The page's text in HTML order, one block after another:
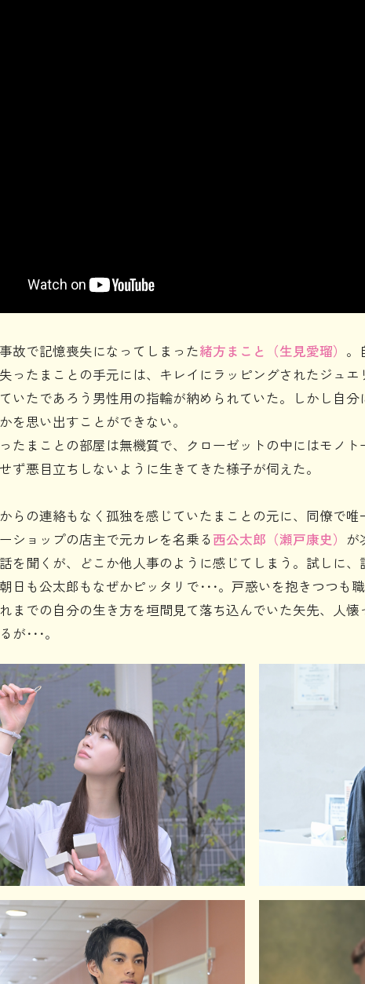
故で記憶喪失になってしまった緒方まこと（生見愛瑠） 。
ったまことの手元には、キレイにラッピングされたジュ
いたであろう男性用の指輪が納められていた。しかし自
を思い出すことができない。
たまことの部屋は無機質で、クローゼットの中にはモノ
ず悪目立ちしないように生きてきた様子が伺えた。
らの連絡もなく孤独を感じていたまことの元に、同僚で唯
ショップの店主で元カレを名乗る西公太郎（瀬戸康史） が
を聞くが、どこか他人事のように感じてしまう。試しに
日も公太郎もなぜかピッタリで･･･。戸惑いを抱きつつも
までの自分の生き方を垣間見て落ち込んでいた矢先、人
が･･･。